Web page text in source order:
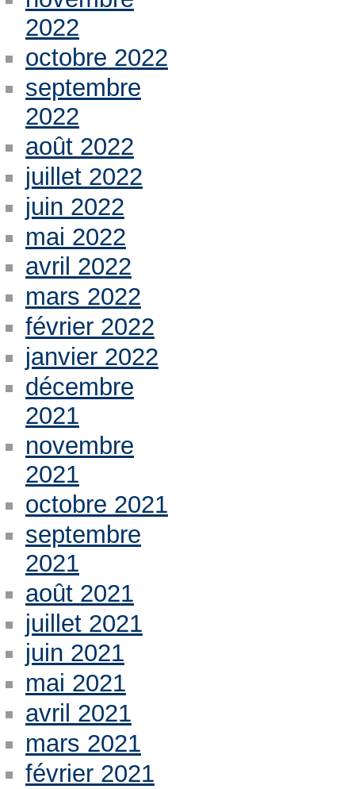
2022
octobre 2022
septembre
2022
août 2022
juillet 2022
juin 2022
mai 2022
avril 2022
mars 2022
février 2022
janvier 2022
décembre
2021
novembre
2021
octobre 2021
septembre
2021
août 2021
juillet 2021
juin 2021
mai 2021
avril 2021
mars 2021
février 2021